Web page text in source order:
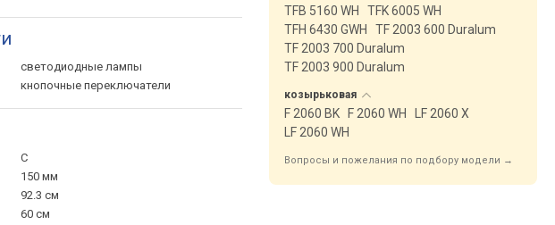
светодиодные лампы
кнопочные переключатели
C
150 мм
92.3 см
60 см
TFB 5160 WH
TFK 6005 WH
TFH 6430 GWH
TF 2003 600 Duralum
TF 2003 700 Duralum
TF 2003 900 Duralum
козырьковая
F 2060 BK F 2060 WH
LF 2060 X
LF 2060 WH
Вопросы и пожелания по подбору модели →